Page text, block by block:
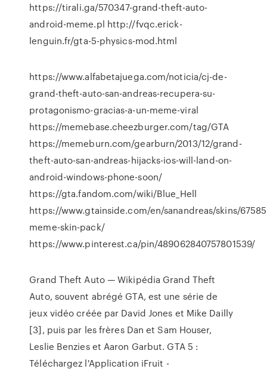
https://tirali.ga/570347-grand-theft-auto-
android-meme.pl http://fvqc.erick-
lenguin.fr/gta-5-physics-mod.html
https://www.alfabetajuega.com/noticia/cj-de-
grand-theft-auto-san-andreas-recupera-su-
protagonismo-gracias-a-un-meme-viral
https://memebase.cheezburger.com/tag/GTA
https://memeburn.com/gearburn/2013/12/grand-
theft-auto-san-andreas-hijacks-ios-will-land-on-
android-windows-phone-soon/
https://gta.fandom.com/wiki/Blue_Hell
https://www.gtainside.com/en/sanandreas/skins/
meme-skin-pack/
https://www.pinterest.ca/pin/489062840757801539/
Grand Theft Auto — Wikipédia Grand Theft
Auto, souvent abrégé GTA, est une série de
jeux vidéo créée par David Jones et Mike Dailly
[3], puis par les frères Dan et Sam Houser,
Leslie Benzies et Aaron Garbut. GTA 5 :
Téléchargez l'Application iFruit -